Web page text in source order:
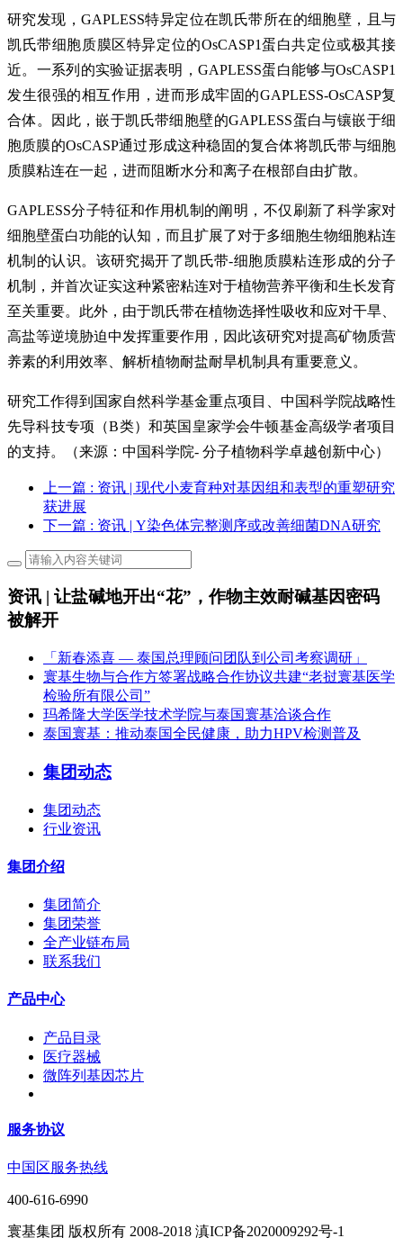
研究发现，GAPLESS特异定位在凯氏带所在的细胞壁，且与
凯氏带细胞质膜区特异定位的OsCASP1蛋白共定位或极其接
近。一系列的实验证据表明，GAPLESS蛋白能够与OsCASP1
发生很强的相互作用，进而形成牢固的GAPLESS-OsCASP复
合体。因此，嵌于凯氏带细胞壁的GAPLESS蛋白与镶嵌于细
胞质膜的OsCASP通过形成这种稳固的复合体将凯氏带与细胞
质膜粘连在一起，进而阻断水分和离子在根部自由扩散。
GAPLESS分子特征和作用机制的阐明，不仅刷新了科学家对
细胞壁蛋白功能的认知，而且扩展了对于多细胞生物细胞粘连
机制的认识。该研究揭开了凯氏带-细胞质膜粘连形成的分子
机制，并首次证实这种紧密粘连对于植物营养平衡和生长发育
至关重要。此外，由于凯氏带在植物选择性吸收和应对干旱、
高盐等逆境胁迫中发挥重要作用，因此该研究对提高矿物质营
养素的利用效率、解析植物耐盐耐旱机制具有重要意义。
研究工作得到国家自然科学基金重点项目、中国科学院战略性
先导科技专项（B类）和英国皇家学会牛顿基金高级学者项目
的支持。（来源：中国科学院- 分子植物科学卓越创新中心）
上一篇 : 资讯 | 现代小麦育种对基因组和表型的重塑研究
获进展
下一篇 : 资讯 | Y染色体完整测序或改善细菌DNA研究
资讯 | 让盐碱地开出“花”，作物主效耐碱基因密码
被解开
「新春添喜 — 泰国总理顾问团队到公司考察调研」
寰基生物与合作方签署战略合作协议共建“老挝寰基医学
检验所有限公司”
玛希隆大学医学技术学院与泰国寰基洽谈合作
泰国寰基：推动泰国全民健康，助力HPV检测普及
集团动态
集团动态
行业资讯
集团介绍
集团简介
集团荣誉
全产业链布局
联系我们
产品中心
产品目录
医疗器械
微阵列基因芯片
服务协议
中国区服务热线
400-616-6990
寰基集团 版权所有 2008-2018 滇ICP备2020009292号-1